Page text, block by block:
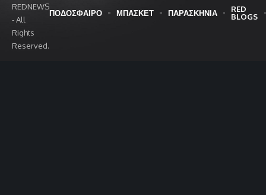
REDNEWS
- All
Rights
Reserved.
ΠΟΔΟΣΦΑΙΡΟ ΜΠΑΣΚΕΤ ΠΑΡΑΣΚΗΝΙΑ
RED
BLOGS